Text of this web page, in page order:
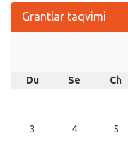
Grantlar taqvimi
Du Se Ch
3 4 5